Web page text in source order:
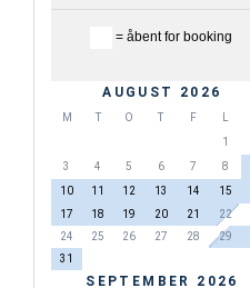
= åbent for booking
AUGUST 2026
M T O T F
1
3
4 5 6 7 8
10
11 12 13 14 15
17
18 19 20 21 22
24
25 26 27 28 29
31
SEPTEMBER 2026